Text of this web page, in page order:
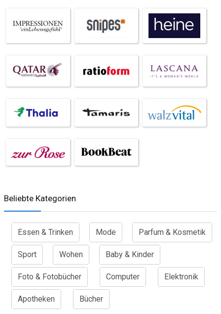
Beliebte Kategorien
Essen & Trinken Mode Parfum & Kosmetik
Sport Wohen Baby & Kinder
Foto & Fotobücher Computer Elektronik
Apotheken Bücher